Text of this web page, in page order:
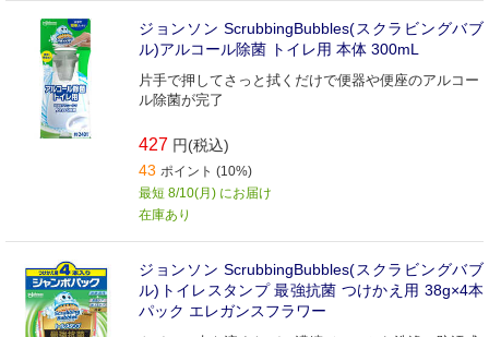
ジョンソン ScrubbingBubbles(スクラビングバブ
ル)アルコール除菌 トイレ用 本体 300mL
片手で押してさっと拭くだけで便器や便座のアルコー
ル除菌が完了
427 円(税込)
43 ポイント (10%)
最短 8/10(月) にお届け
在庫あり
ジョンソン ScrubbingBubbles(スクラビングバブ
ル)トイレスタンプ 最強抗菌 つけかえ用 38g×4本
パック エレガンスフラワー